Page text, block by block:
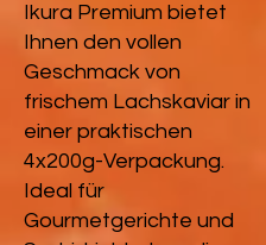
Ikura Premium bietet
Ihnen den vollen
Geschmack von
frischem Lachskaviar in
einer praktischen
4x200g-Verpackung.
Ideal für
Gourmetgerichte und